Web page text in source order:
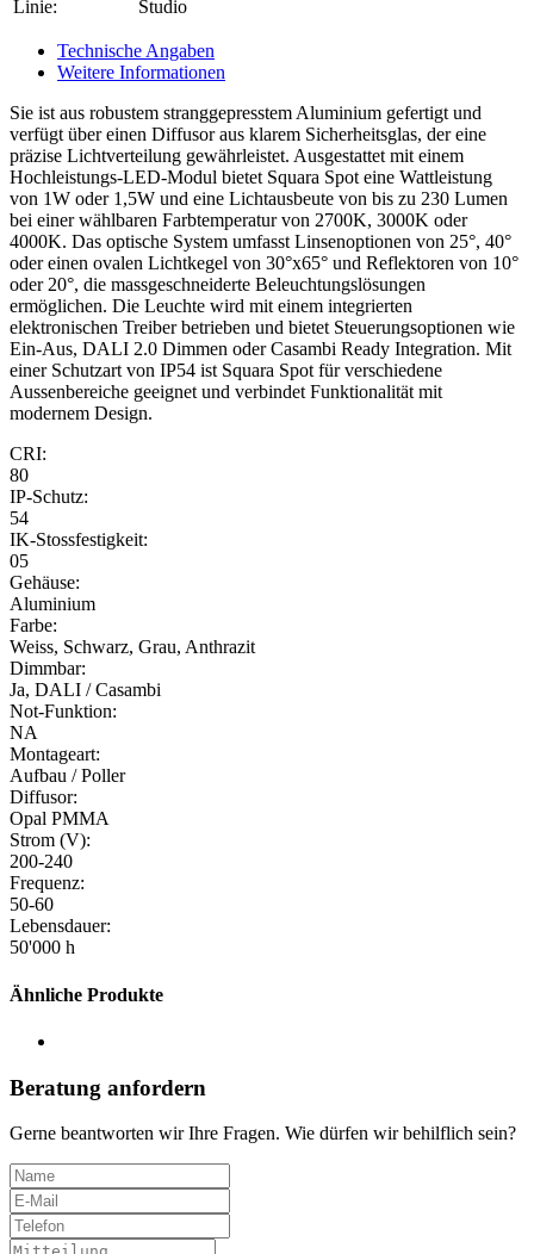
Linie: Studio
Technische Angaben
Weitere Informationen
Sie ist aus robustem stranggepresstem Aluminium gefertigt und
verfügt über einen Diffusor aus klarem Sicherheitsglas, der eine
präzise Lichtverteilung gewährleistet. Ausgestattet mit einem
Hochleistungs-LED-Modul bietet Squara Spot eine Wattleistung
von 1W oder 1,5W und eine Lichtausbeute von bis zu 230 Lumen
bei einer wählbaren Farbtemperatur von 2700K, 3000K oder
4000K. Das optische System umfasst Linsenoptionen von 25°, 40°
oder einen ovalen Lichtkegel von 30°x65° und Reflektoren von 10°
oder 20°, die massgeschneiderte Beleuchtungslösungen
ermöglichen. Die Leuchte wird mit einem integrierten
elektronischen Treiber betrieben und bietet Steuerungsoptionen wie
Ein-Aus, DALI 2.0 Dimmen oder Casambi Ready Integration. Mit
einer Schutzart von IP54 ist Squara Spot für verschiedene
Aussenbereiche geeignet und verbindet Funktionalität mit
modernem Design.
CRI:
80
IP-Schutz:
54
IK-Stossfestigkeit:
05
Gehäuse:
Aluminium
Farbe:
Weiss, Schwarz, Grau, Anthrazit
Dimmbar:
Ja, DALI / Casambi
Not-Funktion:
NA
Montageart:
Aufbau / Poller
Diffusor:
Opal PMMA
Strom (V):
200-240
Frequenz:
50-60
Lebensdauer:
50'000 h
Ähnliche Produkte
Beratung anfordern
Gerne beantworten wir Ihre Fragen. Wie dürfen wir behilflich sein?